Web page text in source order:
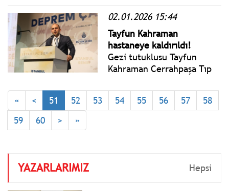
operasyona ilişkin yaptığı
açıklamada, Venezüella'da
güvenli, düzgün ve
mantıklı bir iktidar geçişi
sağlanana kadar yönetimi
ellerinde tutacaklarını dile
getirdi.
02.01.2026 15:44
Tayfun Kahraman
hastaneye kaldırıldı!
Gezi tutuklusu Tayfun
Kahraman Cerrahpaşa Tıp
«
< 51 52 53 54 55 56 57
58
59
60 > »
YAZARLARIMIZ Hepsi